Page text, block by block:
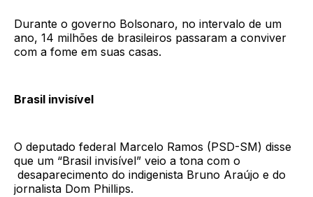
Durante o governo Bolsonaro, no intervalo de um
ano, 14 milhões de brasileiros passaram a conviver
com a fome em suas casas.
Brasil invisível
O deputado federal Marcelo Ramos (PSD-SM) disse
que um “Brasil invisível” veio a tona com o
desaparecimento do indigenista Bruno Araújo e do
jornalista Dom Phillips.